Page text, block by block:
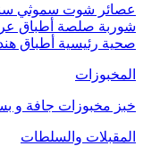
عصائر شوت سموثي
شوربة صلصة أطباق
صحية رئيسية أطباق
المخبوزات
خبز مخبوزات جافة و
المقبلات والسلطات